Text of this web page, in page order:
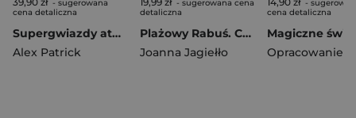
- sugerowana
cena detaliczna
Supergwiazdy ataku. Niewiarygodny futbol
Alex Patrick
- sugerowana cena
detaliczna
Plażowy Rabuś. Czytam sobie. Poziom 3
Joanna Jagiełło
-
cena detaliczna